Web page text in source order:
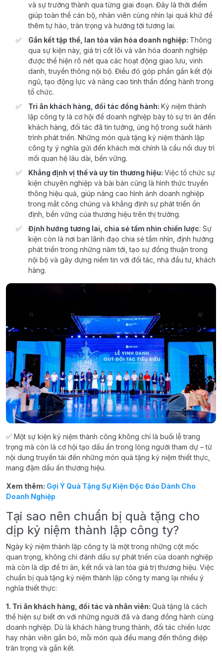
và sự trưởng thành qua từng giai đoạn. Đây là thời điểm
giúp toàn thể cán bộ, nhân viên cùng nhìn lại quá khứ để
thêm tự hào, trân trọng và hướng tới tương lai.
Gắn kết tập thể, lan tỏa văn hóa doanh nghiệp: Thông
qua sự kiện này, giá trị cốt lõi và văn hóa doanh nghiệp
được thể hiện rõ nét qua các hoạt động giao lưu, vinh
danh, truyền thông nội bộ. Điều đó góp phần gắn kết đội
ngũ, tạo động lực và nâng cao tinh thần đồng hành trong
tổ chức.
Tri ân khách hàng, đối tác đồng hành: Kỷ niệm thành
lập công ty là cơ hội để doanh nghiệp bày tỏ sự tri ân đến
khách hàng, đối tác đã tin tưởng, ủng hộ trong suốt hành
trình phát triển. Những món quà tặng kỷ niệm thành lập
công ty ý nghĩa gửi đến khách mời chính là cầu nối duy trì
mối quan hệ lâu dài, bền vững.
Khẳng định vị thế và uy tín thương hiệu: Việc tổ chức sự
kiện chuyên nghiệp và bài bản cũng là hình thức truyền
thông hiệu quả, giúp nâng cao hình ảnh doanh nghiệp
trong mắt công chúng và khẳng định sự phát triển ổn
định, bền vững của thương hiệu trên thị trường.
Định hướng tương lai, chia sẻ tầm nhìn chiến lược: Sự
kiện còn là nơi ban lãnh đạo chia sẻ tầm nhìn, định hướng
phát triển trong những năm tới, tạo sự đồng thuận trong
nội bộ và gây dựng niềm tin với đối tác, nhà đầu tư, khách
hàng.
✅ Một sự kiện kỷ niệm thành công không chỉ là buổi lễ trang
trọng mà còn là cơ hội tạo dấu ấn trong lòng người tham dự – từ
nội dung truyền tải đến những món quà tặng kỷ niệm thiết thực,
mang đậm dấu ấn thương hiệu.
Xem thêm: Gợi Ý Quà Tặng Sự Kiện Độc Đáo Dành Cho
Doanh Nghiệp
Tại sao nên chuẩn bị quà tặng cho
dịp kỷ niệm thành lập công ty?
Ngày kỷ niệm thành lập công ty là một trong những cột mốc
quan trọng, không chỉ đánh dấu sự phát triển của doanh nghiệp
mà còn là dịp để tri ân, kết nối và lan tỏa giá trị thương hiệu. Việc
chuẩn bị quà tặng kỷ niệm thành lập công ty mang lại nhiều ý
nghĩa thiết thực:
1. Tri ân khách hàng, đối tác và nhân viên: Quà tặng là cách
thể hiện sự biết ơn với những người đã và đang đồng hành cùng
doanh nghiệp. Dù là khách hàng trung thành, đối tác chiến lược
hay nhân viên gắn bó, mỗi món quà đều mang đến thông điệp
trân trọng và gắn kết.